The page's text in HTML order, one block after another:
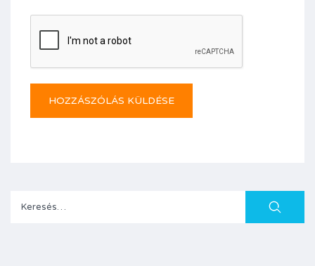
Keresés: